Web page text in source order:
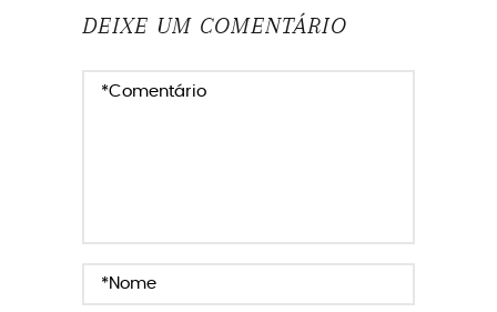
DEIXE UM COMENTÁRIO